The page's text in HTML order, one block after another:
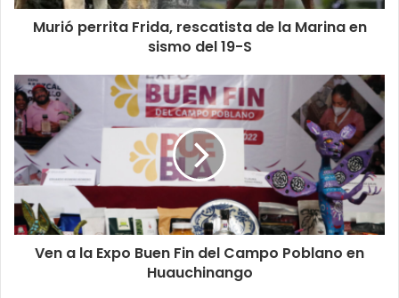
Murió perrita Frida, rescatista de la Marina en
sismo del 19-S
Ven a la Expo Buen Fin del Campo Poblano en
Huauchinango